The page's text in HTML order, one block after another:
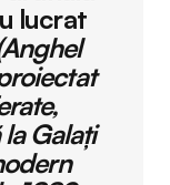
lucrat
Galaţi